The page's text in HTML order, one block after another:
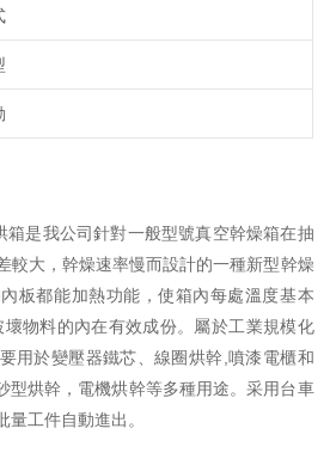
箱是我公司針對一般型號真空幹燥箱在抽
較大，幹燥速率慢而設計的一種新型幹燥
板都能加熱功能，使箱內每處溫度基本
物料的內在有效成份。屬於工業規模化
用於變壓器鐵芯、線圈烘幹,噴漆電櫃和
型烘幹，電機烘幹等多種用途。采用台車
工件自動進出。